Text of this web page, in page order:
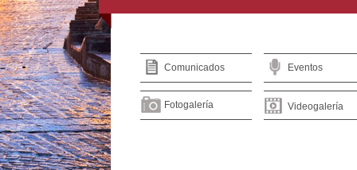
Comunicados Eventos
Fotogalería Videogalería